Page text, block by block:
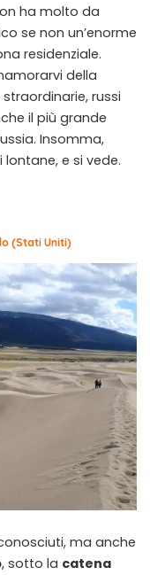
ha molto da
se non un’enorme
residenziale.
della
straordinarie, russi
il più grande
Insomma,
e si vede.
(Stati Uniti)
ma anche
, sotto la catena